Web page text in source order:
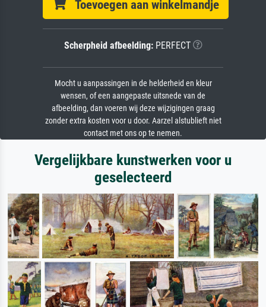
Toevoegen aan winkelmandje
Scherpheid afbeelding:PERFECT
Mocht u aanpassingen in de helderheid en kleur
wensen, of een aangepaste uitsnede van de
afbeelding, dan voeren wij deze wijzigingen graag
zonder extra kosten voor u door. Aarzel alstublieft niet
contact met ons op te nemen.
Vergelijkbare kunstwerken voor u
geselecteerd